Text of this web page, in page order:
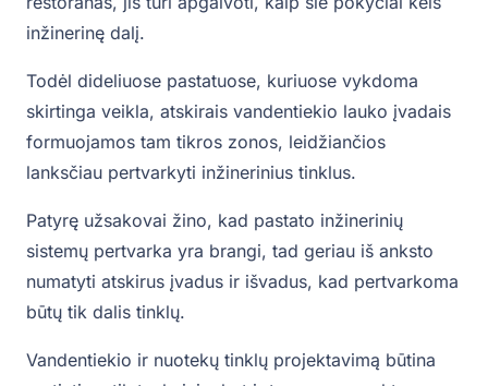
inžinerinę dalį.
Todėl dideliuose pastatuose, kuriuose vykdoma
skirtinga veikla, atskirais vandentiekio lauko įvadais
formuojamos tam tikros zonos, leidžiančios
lanksčiau pertvarkyti inžinerinius tinklus.
Patyrę užsakovai žino, kad pastato inžinerinių
sistemų pertvarka yra brangi, tad geriau iš anksto
numatyti atskirus įvadus ir išvadus, kad pertvarkoma
būtų tik dalis tinklų.
Vandentiekio ir nuotekų tinklų projektavimą būtina